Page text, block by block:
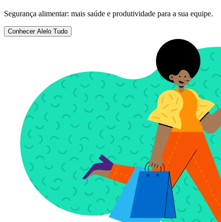
Segurança alimentar: mais saúde e produtividade para a sua equipe.
Conhecer Alelo Tudo